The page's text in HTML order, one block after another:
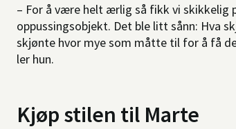
– For å være helt ærlig så fikk vi skikkelig
oppussingsobjekt. Det ble litt sånn: Hva
skjønte hvor mye som måtte til for å få
ler hun.
Kjøp stilen til Marte